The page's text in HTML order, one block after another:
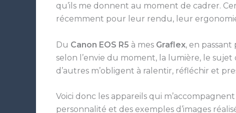
qu’ils me donnent au moment de cadrer.
récemment pour leur rendu, leur
Du Canon EOS R5 à mes Graflex, en passant
selon l’envie du moment, la lumière, le
d’autres m’obligent à ralentir, réfléchir et
Voici donc les appareils qui
personnalité et des exemples d’images